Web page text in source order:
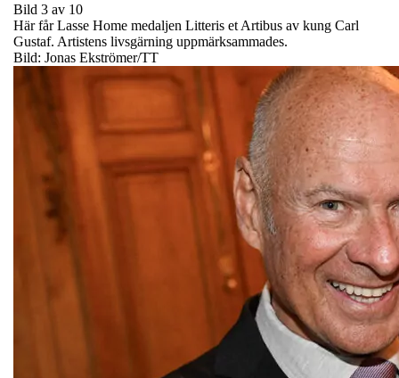
Bild 3 av 10
Här får Lasse Home medaljen Litteris et Artibus av kung Carl
Gustaf. Artistens livsgärning uppmärksammades.
Bild: Jonas Ekströmer/TT